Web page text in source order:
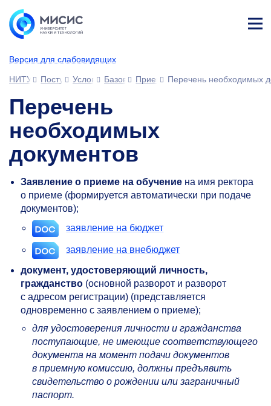
Версия для слабовидящих
ине
НИТУ МИСИСПоступающимУсловия приемаБазовое высшее образование
Прием документов
Перечень необходимых
Перечень
необходимых
документов
Заявление о приеме на обучение на имя ректора
о приеме (формируется автоматически при подаче
документов);
заявление на бюджет
заявление на внебюджет
документ, удостоверяющий личность,
гражданство (основной разворот и разворот
с адресом регистрации) (представляется
одновременно с заявлением о приеме);
для удостоверения личности и гражданства
поступающие, не имеющие соответствующего
документа на момент подачи документов
в приемную комиссию, должны предъявить
свидетельство о рождении или заграничный
паспорт.